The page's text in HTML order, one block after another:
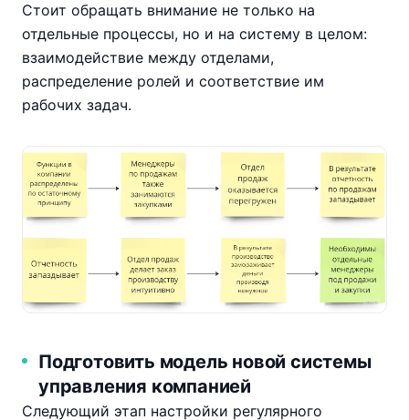
Стоит обращать внимание не только на
отдельные процессы, но и на систему в целом:
взаимодействие между отделами,
распределение ролей и соответствие им
рабочих задач.
Подготовить модель новой системы
управления компанией
Следующий этап настройки регулярного